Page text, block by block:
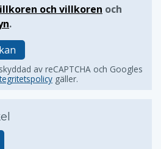
och villkoren och
.
av reCAPTCHA och Googles
gäller.